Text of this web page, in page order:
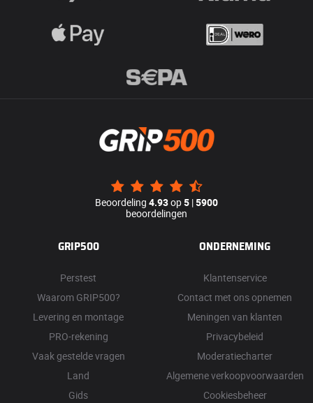
Beoordeling 4.93op5 |5900
beoordelingen
GRIP500
Perstest
Waarom GRIP500?
Levering en montage
PRO-rekening
Vaak gestelde vragen
Land
Gids
ONDERNEMING
Klantenservice
Contact met ons opnemen
Meningen van klanten
Privacybeleid
Moderatiecharter
Algemene verkoopvoorwaarden
Cookiesbeheer